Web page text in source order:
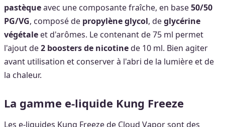
pastèqueavec une composante fraîche, en base50/50
PG/VG, composé de propylène glycol, deglycérine
végétale et d'arômes. Le contenant de 75 ml permet
l'ajout de2 boosters de nicotinede 10 ml. Bien agiter
avant utilisation et conserver à l'abri de la lumière et de
la chaleur.
La gamme e-liquide Kung Freeze
Les e-liquides Kung Freeze de Cloud Vapor sont des